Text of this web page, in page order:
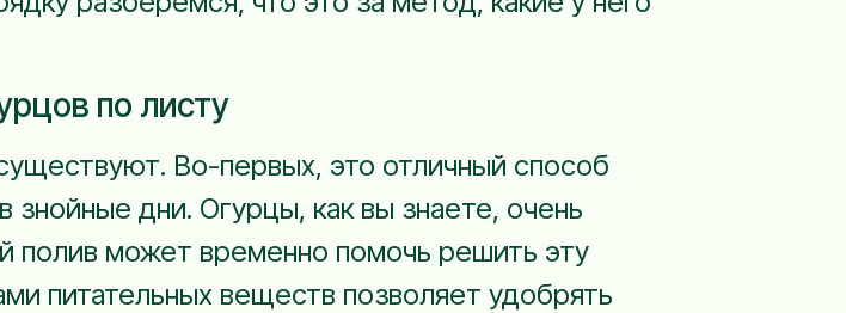
по листу
Во-первых, это отличный способ
знойные дни. Огурцы, как вы знаете, очень
полив может временно помочь решить эту
питательных веществ позволяет удобрять